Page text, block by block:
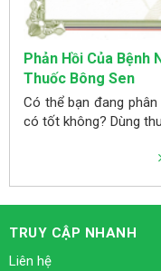
Phản Hồi Của Bệnh
Thuốc Bông Sen
Có thể bạn đang
có tốt không? Dùng
TRUY CẬP NHANH
Liên hệ